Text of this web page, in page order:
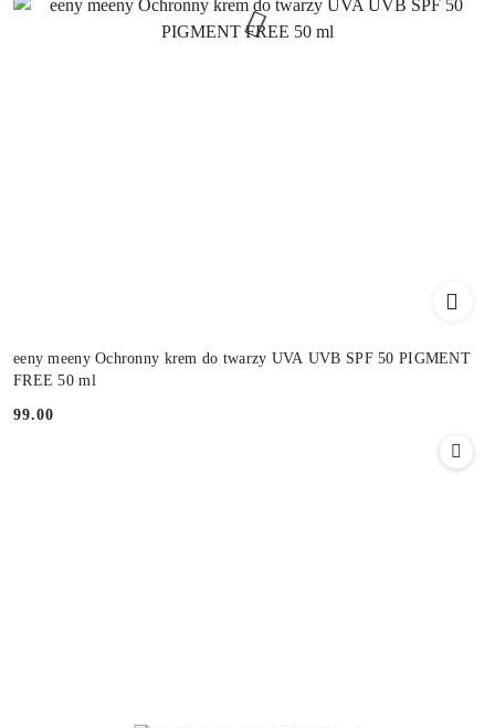
eeny meeny Ochronny krem do twarzy UVA UVB SPF 50 PIGMENT
FREE 50 ml
Cena:
99.00